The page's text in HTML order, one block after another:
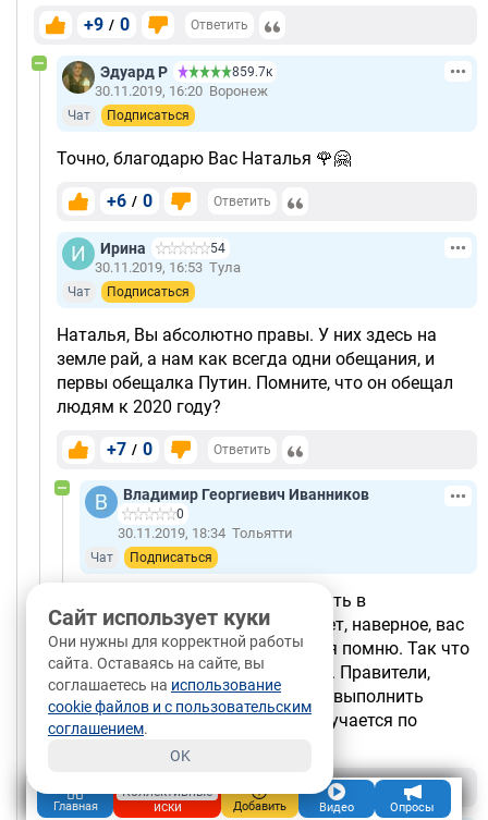
+9 / 0 Ответить
Эдуард Р 859.7к
30.11.2019, 16:20 Воронеж
Чат Подписаться
Точно, благодарю Вас Наталья 🌹🤗
+6 / 0 Ответить
Ирина 54
30.11.2019, 16:53 Тула
Чат Подписаться
Наталья, Вы абсолютно правы. У них здесь на
земле рай, а нам как всегда одни обещания, и
первы обещалка Путин. Помните, что он обещал
людям к 2020 году?
+7 / 0 Ответить
Владимир Георгиевич Иванников
0
30.11.2019, 18:34 Тольятти
Чат Подписаться
А помните ли вы, что будем жить в
коммунизме? Скорее всего - нет, наверное, вас
еще на свете не было тогда. А я помню. Так что
не один только Путин обещает. Правители,
возможно, и верят, что смогут выполнить
обещания, но редко у кого получается по
Главная
Коллективные
иски
Добавить Видео Опросы
Сайт использует куки
Они нужны для корректной работы
сайта. Оставаясь на сайте, вы
соглашаетесь на использование
cookie файлов и с пользовательским
соглашением.
OK